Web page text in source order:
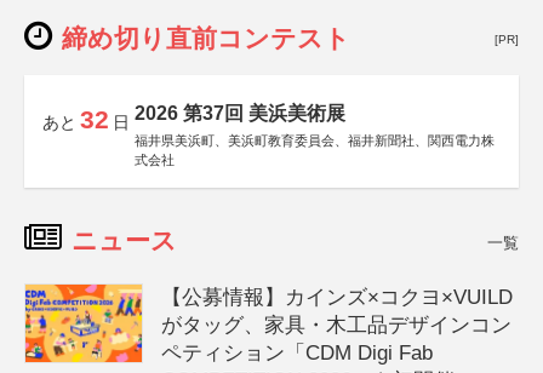
締め切り直前コンテスト [PR]
あと 32 日 2026 第37回 美浜美術展
福井県美浜町、美浜町教育委員会、福井新聞社、関西電力株
式会社
ニュース 一覧
【公募情報】カインズ×コクヨ×VUILD
がタッグ、家具・木工品デザインコン
ペティション「CDM Digi Fab